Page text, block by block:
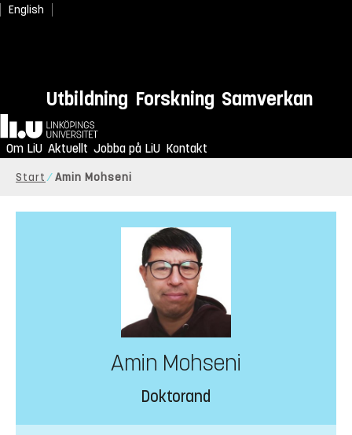
English
Utbildning Forskning Samverkan
Hem
Om LiU Aktuellt Jobba på LiU Kontakt
Start Amin Mohseni
Amin Mohseni
Doktorand